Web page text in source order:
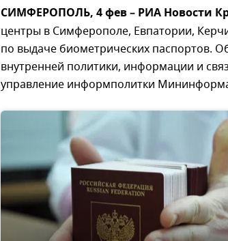
СИМФЕРОПОЛЬ, 4 фев – РИА Новости
центры в Симферополе, Евпатории,
по выдаче биометрических паспортов.
внутренней политики, информации и
управление информполитки